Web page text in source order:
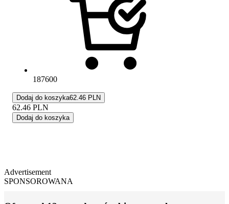
187600
Dodaj do koszyka62.46 PLN
62.46 PLN
Dodaj do koszyka
Advertisement
SPONSOROWANA